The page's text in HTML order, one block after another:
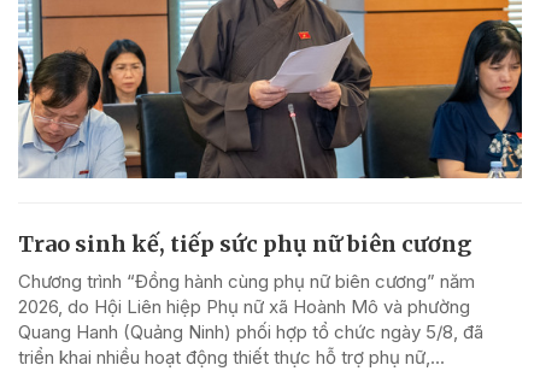
Trao sinh kế, tiếp sức phụ nữ biên cương
Chương trình “Đồng hành cùng phụ nữ biên cương” năm
2026, do Hội Liên hiệp Phụ nữ xã Hoành Mô và phường
Quang Hanh (Quảng Ninh) phối hợp tổ chức ngày 5/8, đã
triển khai nhiều hoạt động thiết thực hỗ trợ phụ nữ,...